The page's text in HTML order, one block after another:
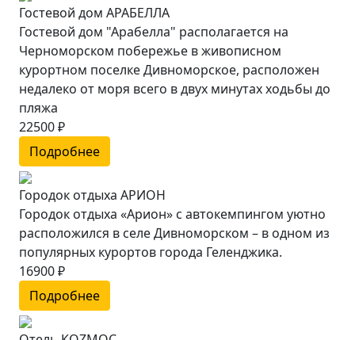
Гостевой дом АРАБЕЛЛА
Гостевой дом "Арабелла" располагается на
Черноморском побережье в живописном
курортном поселке Дивноморское, расположен
недалеко от моря всего в двух минутах ходьбы до
пляжа
22500 ₽
Подробнее
Городок отдыха АРИОН
Городок отдыха «Арион» с автокемпингом уютно
расположился в селе Дивноморском – в одном из
популярных курортов города Геленджика.
16900 ₽
Подробнее